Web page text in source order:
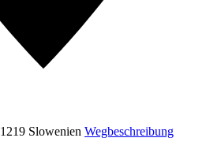
1219 Slowenien Wegbeschreibung